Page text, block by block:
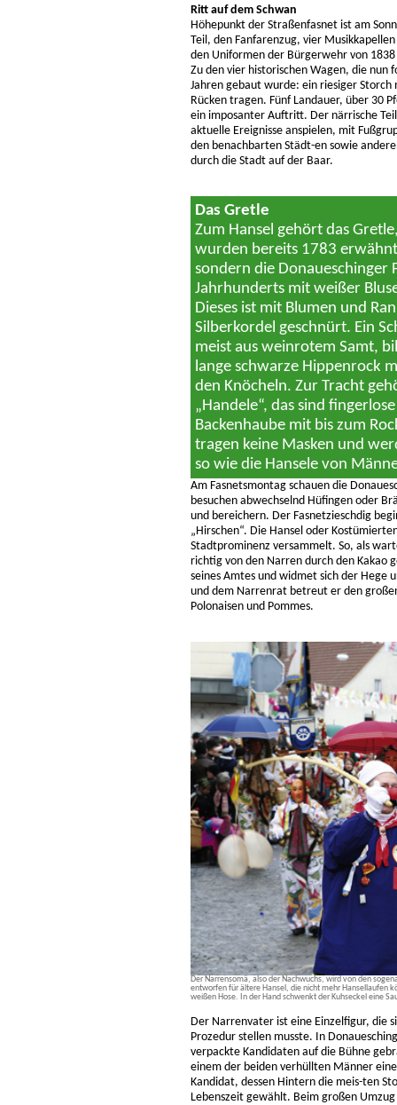
Ritt auf dem Schwan
Höhepunkt der Straßenfasnet ist am
Teil, den Fanfarenzug, vier
den Uniformen der Bürgerwehr von
Zu den vier historischen Wagen, die
Jahren gebaut wurde: ein riesiger
Rücken tragen. Fünf Landauer, über 30
ein imposanter Auftritt. Der närrische
aktuelle Ereignisse anspielen, mit
den benachbarten Städt-en sowie
durch die Stadt auf der Baar.
Das Gretle
Zum Hansel gehört das
wurden bereits 1783
sondern die Donaueschinger
Jahrhunderts mit weißer
Dieses ist mit Blumen und
Silberkordel geschnürt. Ein
meist aus weinrotem Samt,
lange schwarze Hippenrock
den Knöcheln. Zur Tracht
„Handele“, das sind
Backenhaube mit bis zum
tragen keine Masken und
so wie die Hansele von
Am Fasnetsmontag schauen die
besuchen abwechselnd Hüfingen oder
und bereichern. Der Fasnetzieschdig
„Hirschen“. Die Hansel oder
Stadtprominenz versammelt. So, als
richtig von den Narren durch den
seines Amtes und widmet sich der Hege
und dem Narrenrat betreut er den
Polonaisen und Pommes.
Der Narrensomä, also der Nachwuchs, wird von den
entworfen für ältere Hansel, die nicht mehr Hansellaufen
weißen Hose. In der Hand schwenkt der Kuhseckel eine
Der Narrenvater ist eine Einzelfigur, die
Prozedur stellen musste. In
verpackte Kandidaten auf die Bühne
einem der beiden verhüllten Männer
Kandidat, dessen Hintern die meis-ten
Lebenszeit gewählt. Beim großen